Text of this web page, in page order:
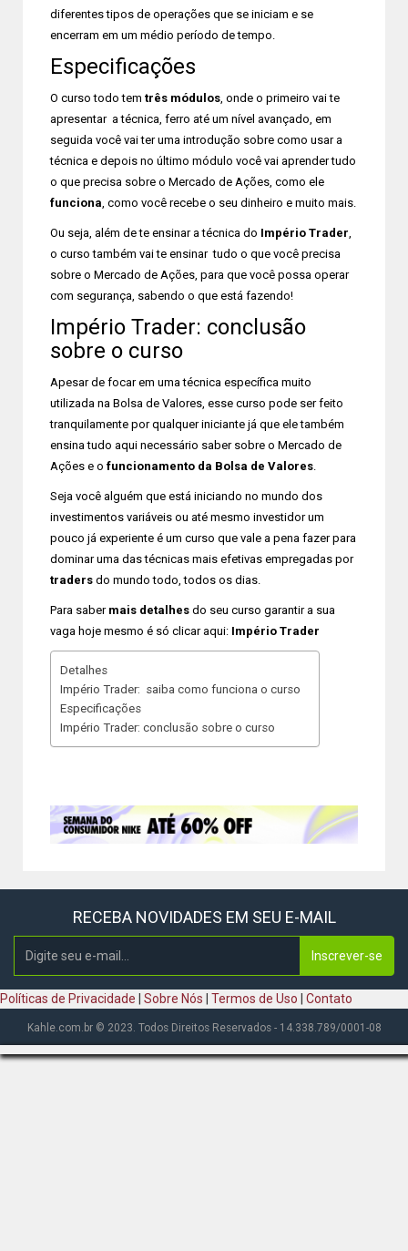
diferentes tipos de operações que se iniciam e se
encerram em um médio período de tempo.
Especificações
O curso todo tem três módulos, onde o primeiro vai te
apresentar a técnica, ferro até um nível avançado, em
seguida você vai ter uma introdução sobre como usar a
técnica e depois no último módulo você vai aprender tudo
o que precisa sobre o Mercado de Ações, como ele
funciona, como você recebe o seu dinheiro e muito mais.
Ou seja, além de te ensinar a técnica do Império Trader,
o curso também vai te ensinar tudo o que você precisa
sobre o Mercado de Ações, para que você possa operar
com segurança, sabendo o que está fazendo!
Império Trader: conclusão
sobre o curso
Apesar de focar em uma técnica específica muito
utilizada na Bolsa de Valores, esse curso pode ser feito
tranquilamente por qualquer iniciante já que ele também
ensina tudo aqui necessário saber sobre o Mercado de
Ações e o funcionamento da Bolsa de Valores.
Seja você alguém que está iniciando no mundo dos
investimentos variáveis ou até mesmo investidor um
pouco já experiente é um curso que vale a pena fazer para
dominar uma das técnicas mais efetivas empregadas por
traders do mundo todo, todos os dias.
Para saber mais detalhes do seu curso garantir a sua
vaga hoje mesmo é só clicar aqui: Império Trader
Detalhes
Império Trader: saiba como funciona o curso
Especificações
Império Trader: conclusão sobre o curso
RECEBA NOVIDADES EM SEU E-MAIL
Inscrever-se
Políticas de Privacidade Sobre Nós Termos de Uso Contato
Kahle.com.br © 2023. Todos Direitos Reservados - 14.338.789/0001-08